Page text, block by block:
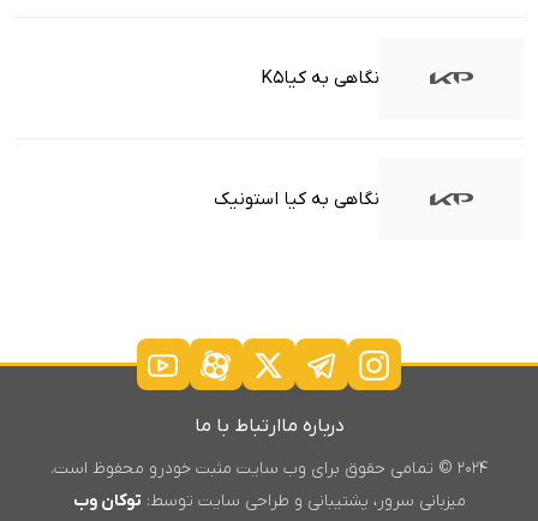
نگاهی به کیاK5
نگاهی به کیا استونیک
درباره ماارتباط با ما
۲۰۲۴ © تمامی حقوق برای وب سایت مثبت خودرو محفوظ است.
میزبانی سرور، پشتیبانی و طراحی سایت توسط: توکان وب